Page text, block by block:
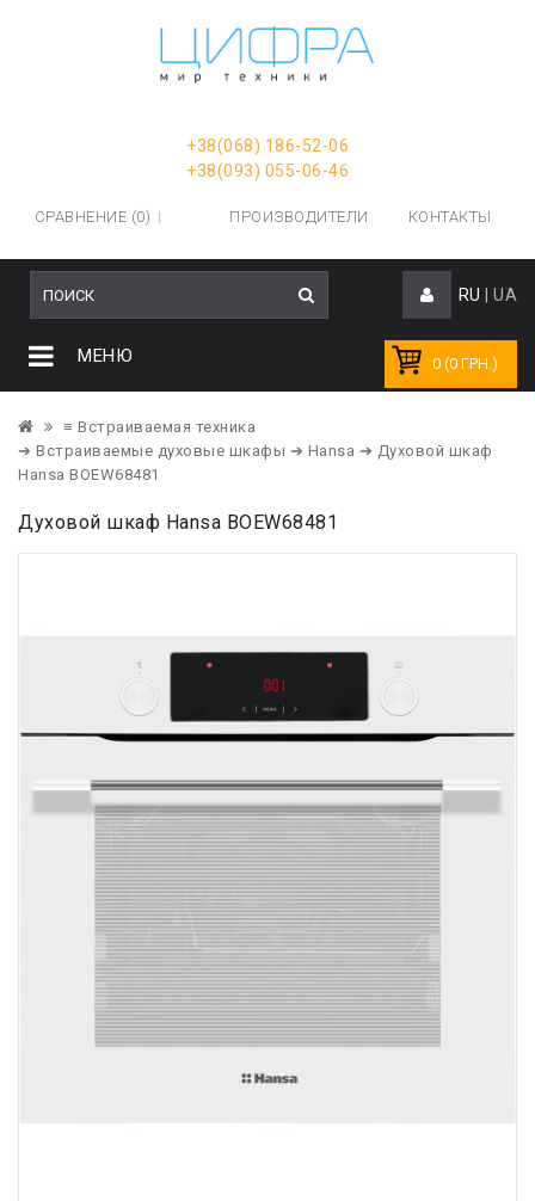
+38(068) 186-52-06
+38(093) 055-06-46
СРАВНЕНИЕ (0) ПРОИЗВОДИТЕЛИ КОНТАКТЫ
RU UA
0 (0 ГРН.)
МЕНЮ
≡ Встраиваемая техника
➔ Встраиваемые духовые шкафы ➔ Hansa ➔ Духовой шкаф
Hansa BOEW68481
Духовой шкаф Hansa BOEW68481